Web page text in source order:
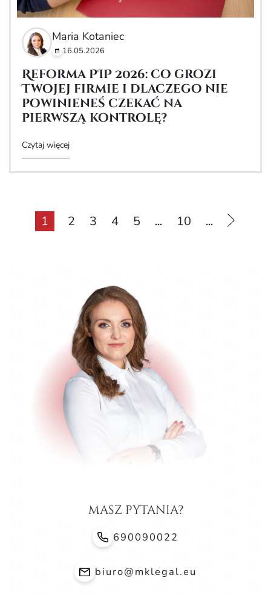
Maria Kotaniec
16.05.2026
Reforma PIP 2026: co grozi
Twojej firmie i dlaczego nie
powinieneś czekać na
pierwszą kontrolę?
Czytaj więcej
1 2 3 4 5 ... 10 ...
masz pytania?
690090022
biuro@mklegal.eu